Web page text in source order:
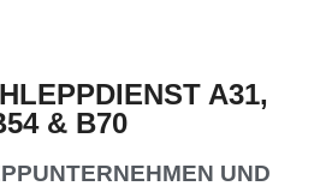
A31,
& B70
UND